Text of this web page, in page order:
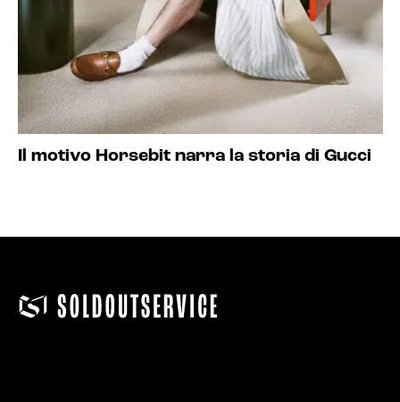
Il motivo Horsebit narra la storia di Gucci